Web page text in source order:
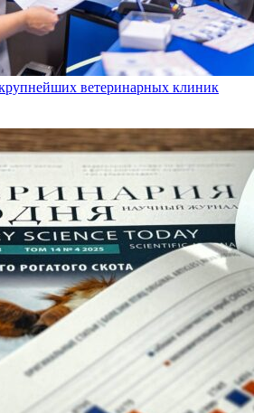
ветеринарных клиник